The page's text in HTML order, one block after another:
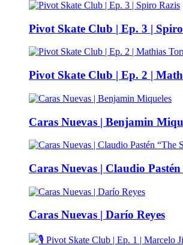
Pivot Skate Club | Ep. 3 |
Pivot Skate Club | Ep. 2 |
Caras Nuevas | Benjamin
Caras Nuevas | Claudio
Caras Nuevas | Darío Reyes